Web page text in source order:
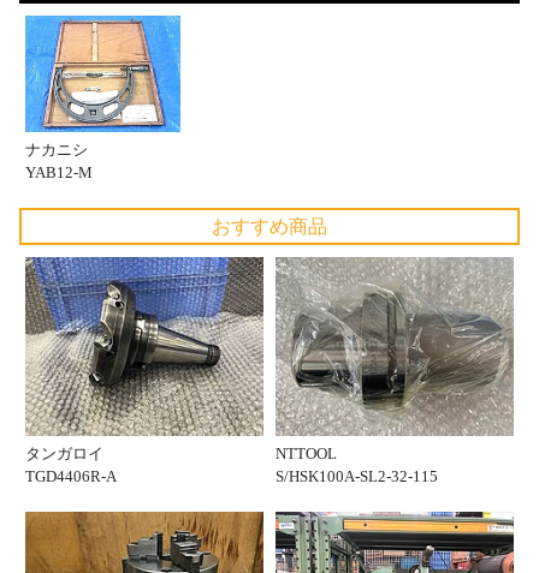
ナカニシ
YAB12-M
おすすめ商品
タンガロイ
TGD4406R-A
NTTOOL
S/HSK100A-SL2-32-115